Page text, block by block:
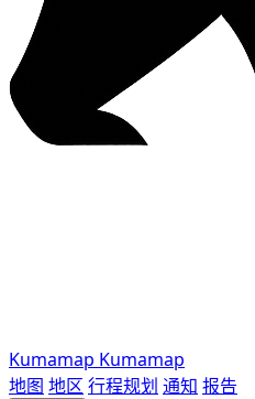
Kumamap Kumamap
地图 地区 行程规划 通知 报告